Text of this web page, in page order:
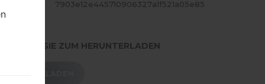
7903e12e445710906327a1f521a05e85
SIE ZUM HERUNTERLADEN